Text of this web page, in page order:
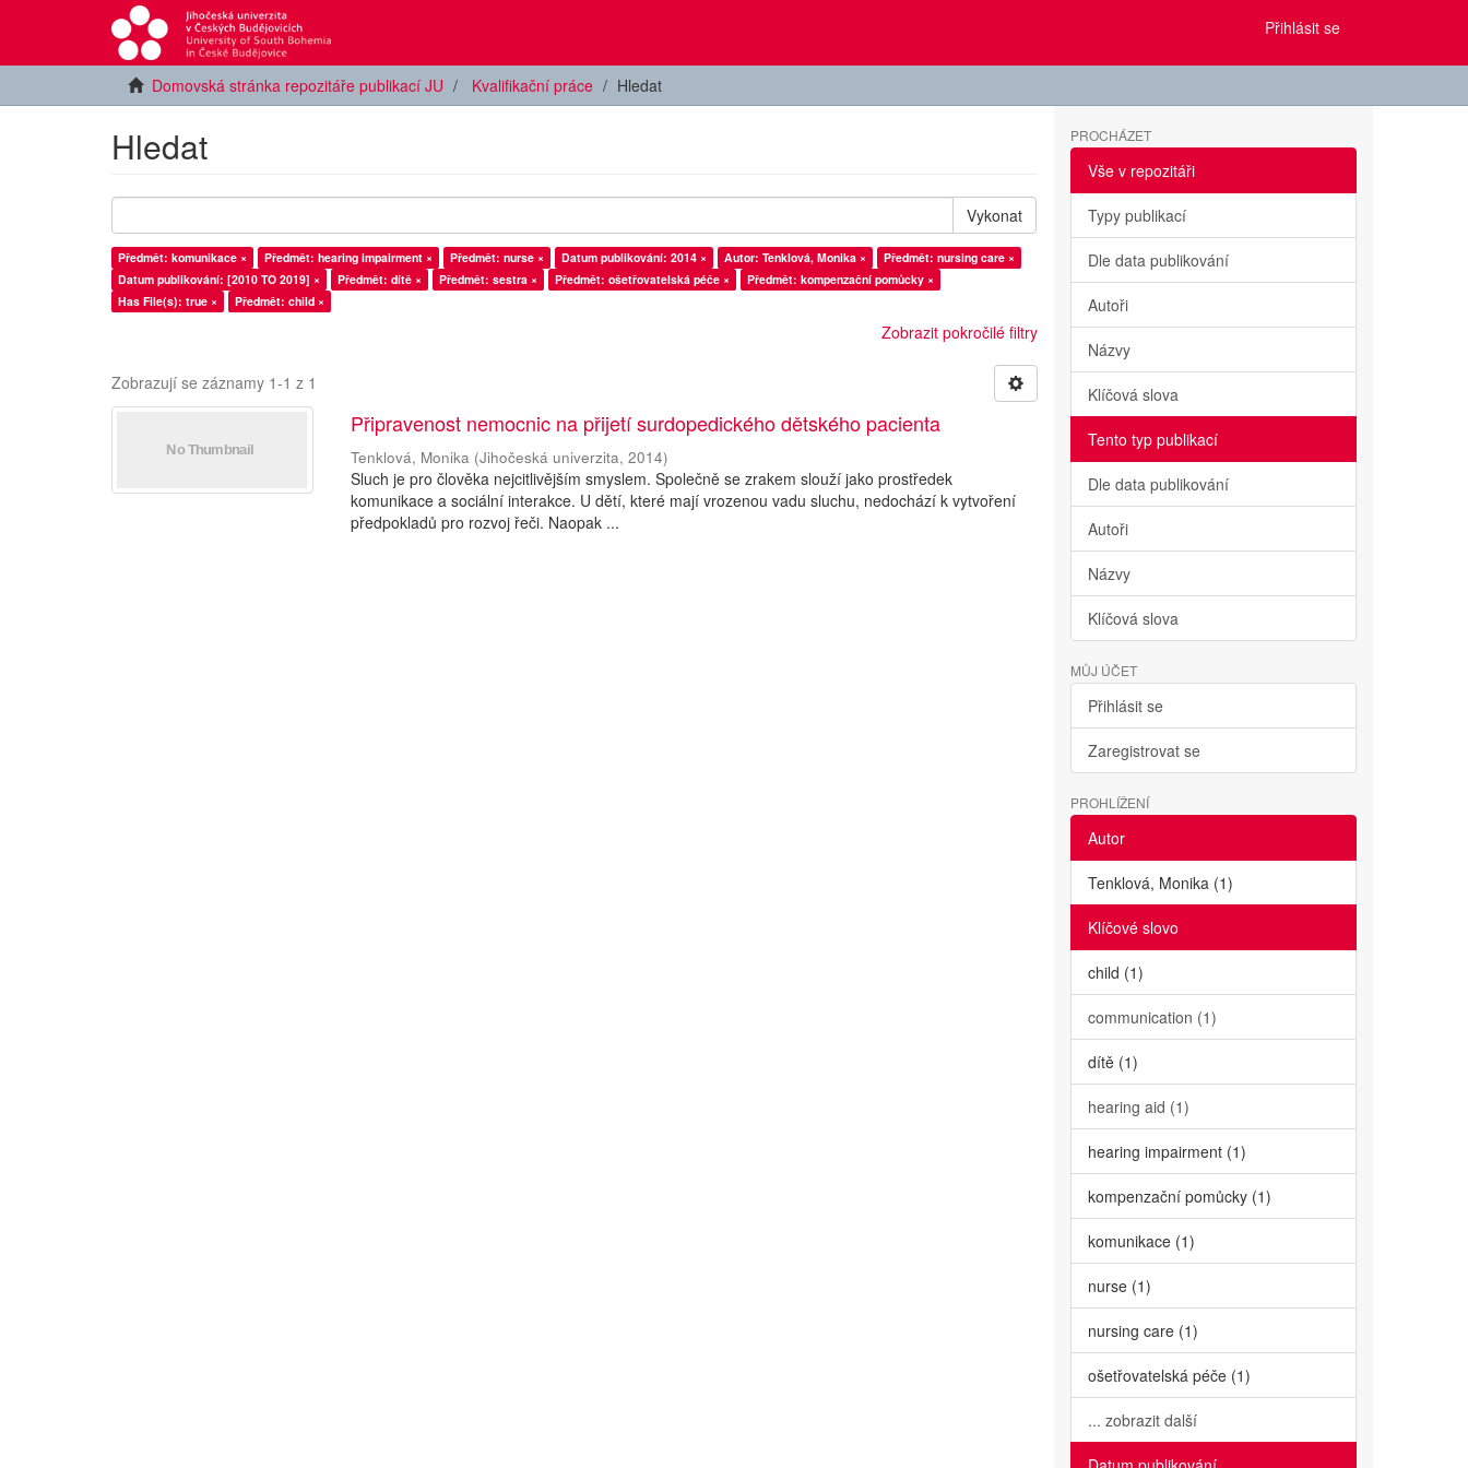
Přihlásit se
Domovská stránka repozitáře publikací JU Kvalifikační práce Hledat
Hledat
Vykonat
Předmět: komunikace × Předmět: hearing impairment × Předmět: nurse × Datum publikování: 2014 × Autor: Tenklová, Monika ×
Předmět: nursing care ×
Datum publikování: [2010 TO 2019] ×
Předmět: dítě × Předmět: sestra × Předmět: ošetřovatelská péče ×
Předmět: kompenzační pomůcky ×
Has File(s): true ×
Předmět: child ×
Zobrazit pokročilé filtry
Zobrazují se záznamy 1-1 z 1
Připravenost nemocnic na přijetí surdopedického dětského pacienta
Tenklová, Monika (Jihočeská univerzita,2014)
Sluch je pro člověka nejcitlivějším smyslem. Společně se zrakem slouží jako prostředek
komunikace a sociální interakce. U dětí, které mají vrozenou vadu sluchu, nedochází k vytvoření
předpokladů pro rozvoj řeči. Naopak ...
PROCHÁZET
Vše v repozitáři
Typy publikací
Dle data publikování
Autoři
Názvy
Klíčová slova
Tento typ publikací
Dle data publikování
Autoři
Názvy
Klíčová slova
MŮJ ÚČET
Přihlásit se
Zaregistrovat se
PROHLÍŽENÍ
Autor
Tenklová, Monika (1)
Klíčové slovo
child (1)
communication (1)
dítě (1)
hearing aid (1)
hearing impairment (1)
kompenzační pomůcky (1)
komunikace (1)
nurse (1)
nursing care (1)
ošetřovatelská péče (1)
... zobrazit další